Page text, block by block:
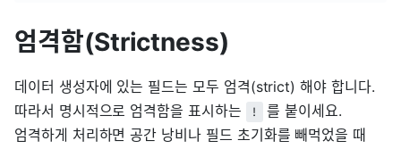
엄격함(Strictness)
데이터 생성자에 있는 필드는 모두 엄격(strict) 해야 합니다.
따라서 명시적으로 엄격함을 표시하는
!
를 붙이세요.
엄격하게 처리하면 공간 낭비나 필드 초기화를 빼먹었을 때